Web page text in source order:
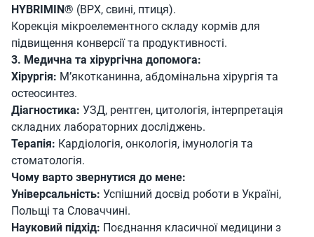
HYBRIMIN® (ВРХ, свині, птиця).
Корекція мікроелементного складу кормів для
підвищення конверсії та продуктивності.
3. Медична та хірургічна допомога:
Хірургія: М’якотканинна, абдомінальна хірургія та
остеосинтез.
Діагностика: УЗД, рентген, цитологія, інтерпретація
складних лабораторних досліджень.
Терапія: Кардіологія, онкологія, імунологія та
стоматологія.
Чому варто звернутися до мене:
Універсальність: Успішний досвід роботи в Україні,
Польщі та Словаччині.
Науковий підхід: Поєднання класичної медицини з